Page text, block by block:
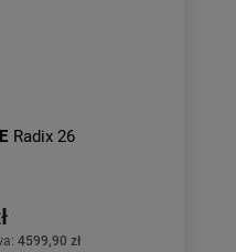
Radix 26
4599,90 zł